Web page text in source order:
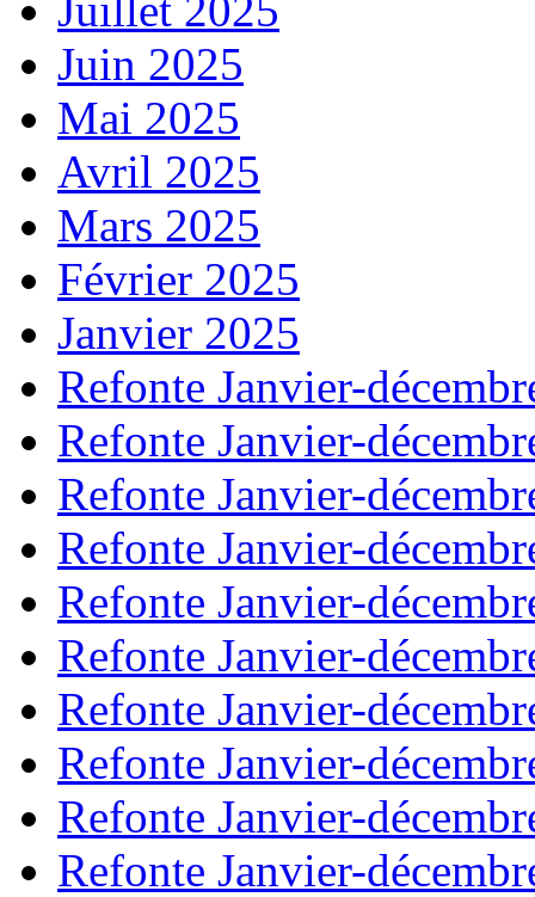
Juin 2025
Mai 2025
Avril 2025
Mars 2025
Février 2025
Janvier 2025
Refonte Janvier-
Refonte Janvier-
Refonte Janvier-
Refonte Janvier-
Refonte Janvier-
Refonte Janvier-
Refonte Janvier-
Refonte Janvier-
Refonte Janvier-
Refonte Janvier-